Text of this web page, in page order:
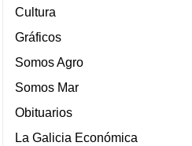
Cultura
Gráficos
Somos Agro
Somos Mar
Obituarios
La Galicia Económica